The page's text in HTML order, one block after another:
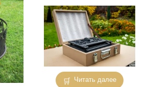
Читать далее